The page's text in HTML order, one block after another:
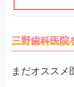
三野歯科医院
まだオススメ